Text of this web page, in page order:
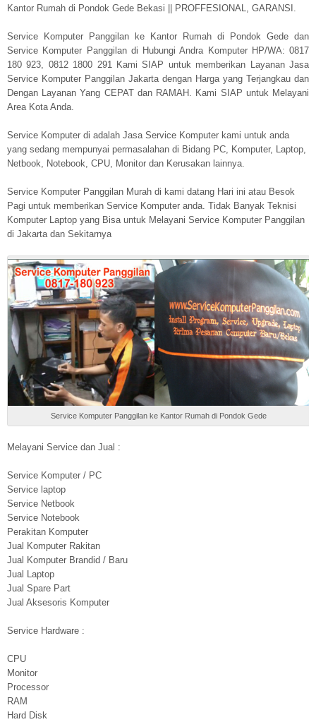
Kantor Rumah di Pondok Gede Bekasi || PROFFESIONAL, GARANSI.
Service Komputer Panggilan ke Kantor Rumah di Pondok Gede dan
Service Komputer Panggilan di Hubungi Andra Komputer HP/WA: 0817
180 923, 0812 1800 291 Kami SIAP untuk memberikan Layanan Jasa
Service Komputer Panggilan Jakarta dengan Harga yang Terjangkau dan
Dengan Layanan Yang CEPAT dan RAMAH. Kami SIAP untuk Melayani
Area Kota Anda.
Service Komputer di adalah Jasa Service Komputer kami untuk anda
yang sedang mempunyai permasalahan di Bidang PC, Komputer, Laptop,
Netbook, Notebook, CPU, Monitor dan Kerusakan lainnya.
Service Komputer Panggilan Murah di kami datang Hari ini atau Besok
Pagi untuk memberikan Service Komputer anda. Tidak Banyak Teknisi
Komputer Laptop yang Bisa untuk Melayani Service Komputer Panggilan
di Jakarta dan Sekitarnya
Service Komputer Panggilan ke Kantor Rumah di Pondok Gede
Melayani Service dan Jual :
Service Komputer / PC
Service laptop
Service Netbook
Service Notebook
Perakitan Komputer
Jual Komputer Rakitan
Jual Komputer Brandid / Baru
Jual Laptop
Jual Spare Part
Jual Aksesoris Komputer
Service Hardware :
CPU
Monitor
Processor
RAM
Hard Disk